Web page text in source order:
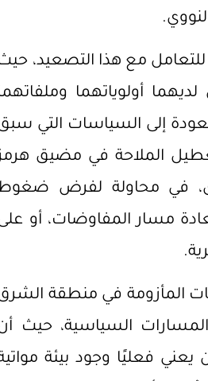
مع هذا التصعيد،
أولوياتهما
إلى السياسات التي
الملاحة في مضيق
في محاولة لفرض
مسار المفاوضات، أو
المأزومة في منطقة
السياسية، حيث
يعني فعليًا وجود بيئة